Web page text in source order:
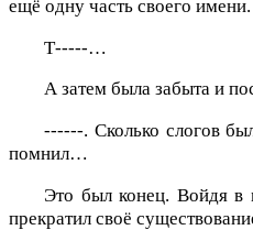
ещё одну часть своего имени.
Т-----…
А затем была забыта и
------. Сколько слогов
помнил…
Это был конец. Войдя
прекратил своё